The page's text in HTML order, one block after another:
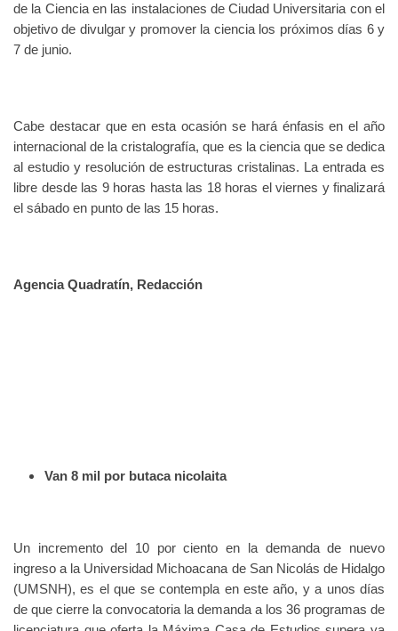
de la Ciencia en las instalaciones de Ciudad Universitaria con el
objetivo de divulgar y promover la ciencia los próximos días 6 y
7 de junio.
Cabe destacar que en esta ocasión se hará énfasis en el año
internacional de la cristalografía, que es la ciencia que se dedica
al estudio y resolución de estructuras cristalinas. La entrada es
libre desde las 9 horas hasta las 18 horas el viernes y finalizará
el sábado en punto de las 15 horas.
Agencia Quadratín, Redacción
Van 8 mil por butaca nicolaita
Un incremento del 10 por ciento en la demanda de nuevo
ingreso a la Universidad Michoacana de San Nicolás de Hidalgo
(UMSNH), es el que se contempla en este año, y a unos días
de que cierre la convocatoria la demanda a los 36 programas de